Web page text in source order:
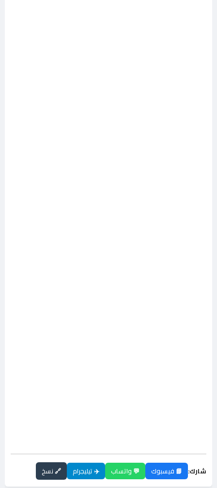
شارك: 📘 فيسبوك 💬 واتساب ✈️ تيليجرام 🔗 نسخ